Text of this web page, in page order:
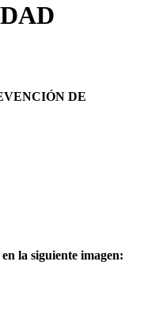
DE
la siguiente imagen: